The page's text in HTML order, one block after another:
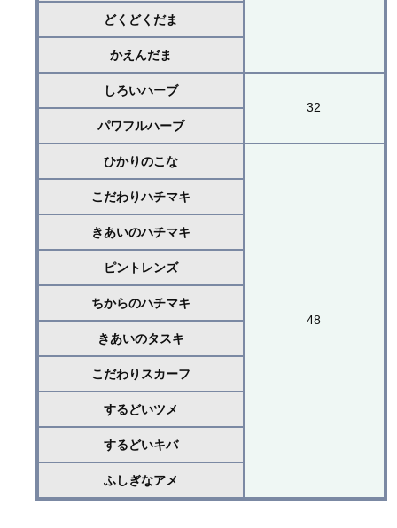
どくどくだま
かえんだま
しろいハーブ
32
パワフルハーブ
ひかりのこな
48
こだわりハチマキ
きあいのハチマキ
ピントレンズ
ちからのハチマキ
きあいのタスキ
こだわりスカーフ
するどいツメ
するどいキバ
ふしぎなアメ